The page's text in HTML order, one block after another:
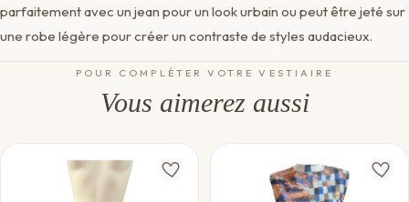
parfaitement avec un jean pour un look urbain ou peut être jeté sur
une robe légère pour créer un contraste de styles audacieux.
POUR COMPLÉTER VOTRE VESTIAIRE
Vous aimerez aussi